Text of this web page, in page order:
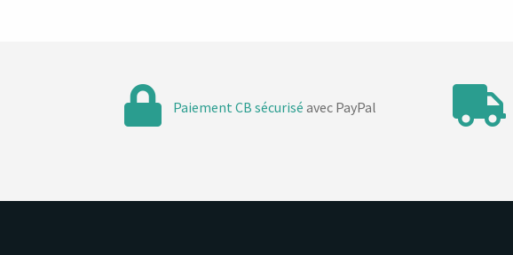
Paiement CB sécurisé avec PayPal